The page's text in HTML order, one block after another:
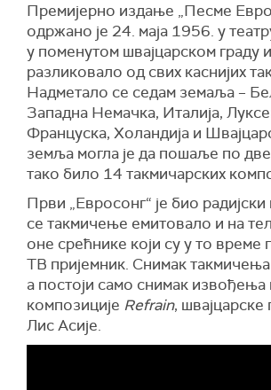
Премијерно издање „Песме
одржано је 24. маја 1956. у
у поменутом швајцарском граду
разликовало од свих каснијих
Надметало се седам земаља –
Западна Немачка, Италија,
Француска, Холандија и
земља могла је да пошаље по две
тако било 14 такмичарских
Први „Евросонг“ је био
се такмичење емитовало и на
оне срећнике који су у то време
ТВ пријемник. Снимак такмичења
а постоји само снимак
композиције Refrain, швајцарске
Лис Асије.